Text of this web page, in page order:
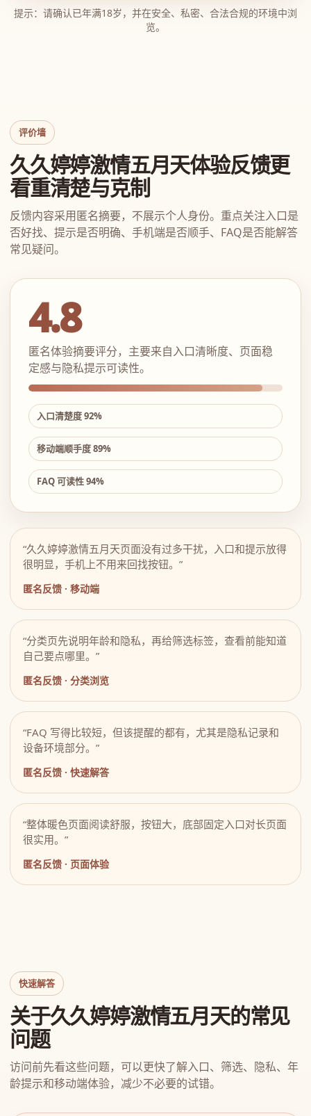
提示：请确认已年满18岁，并在安全、私密、合法合规的环境中浏
览。
评价墙
久久婷婷激情五月天体验反馈更
看重清楚与克制
反馈内容采用匿名摘要，不展示个人身份。重点关注入口是
否好找、提示是否明确、手机端是否顺手、FAQ是否能解答
常见疑问。
4.8
匿名体验摘要评分，主要来自入口清晰度、页面稳
定感与隐私提示可读性。
入口清楚度 92%
移动端顺手度 89%
FAQ 可读性 94%
“久久婷婷激情五月天页面没有过多干扰，入口和提示放得
很明显，手机上不用来回找按钮。”
匿名反馈 · 移动端
“分类页先说明年龄和隐私，再给筛选标签，查看前能知道
自己要点哪里。”
匿名反馈 · 分类浏览
“FAQ 写得比较短，但该提醒的都有，尤其是隐私记录和
设备环境部分。”
匿名反馈 · 快速解答
“整体暖色页面阅读舒服，按钮大，底部固定入口对长页面
很实用。”
匿名反馈 · 页面体验
快速解答
关于久久婷婷激情五月天的常见
问题
访问前先看这些问题，可以更快了解入口、筛选、隐私、年
龄提示和移动端体验，减少不必要的试错。